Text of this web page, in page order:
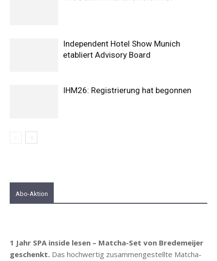
Independent Hotel Show Munich
etabliert Advisory Board
IHM26: Registrierung hat begonnen
Abo-Aktion
1 Jahr SPA inside lesen – Matcha-Set von Bredemeijer
geschenkt. Das hochwertig zusammengestellte Matcha-